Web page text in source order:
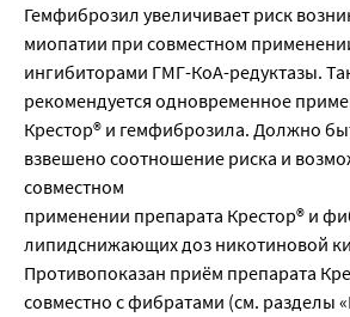
Гемфиброзил увеличивает риск
миопатии при совместном
ингибиторами ГМГ-КоА-редуктазы.
рекомендуется одновременное
Крестор® и гемфиброзила. Должно
взвешено соотношение риска и
совместном
применении препарата Крестор® и
липидснижающих доз никотиновой
Противопоказан приём препарата
совместно с фибратами (см. разделы